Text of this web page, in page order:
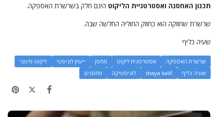
תכנון האחסנה ואסטרטגיית הליקוט הינם חלק בשרשרת האספקה.
שרשרת שחוזקה הוא כחוזק החוליה החלשה שבה.
שעיה כליף
שרשרת האספקה אסטרטגית ליקוט מחסן ייעוץ לוגיסטי
ליקוט מיטבי
שעיה כליף
shaya kalif לוגיסטיקה מחסנים